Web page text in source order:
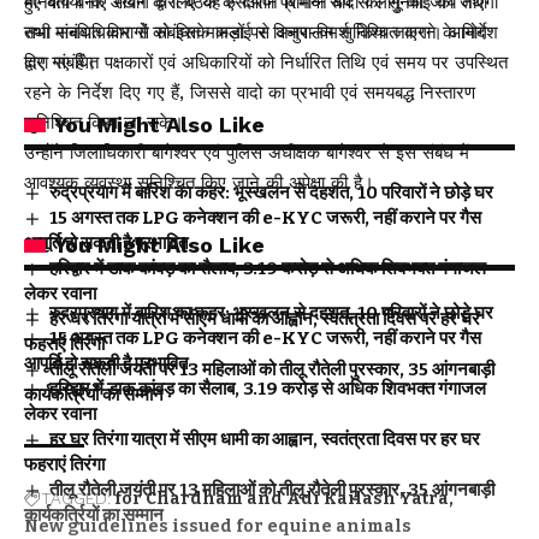
सभी संबंधित विभागों को इसके कड़ाई से अनुपालन सुनिश्चित करने के निर्देश
दिए गए हैं।
You Might Also Like
रुद्रप्रयाग में बारिश का कहर: भूस्खलन से दहशत, 10 परिवारों ने छोड़े घर
15 अगस्त तक LPG कनेक्शन की e-KYC जरूरी, नहीं कराने पर गैस
आपूर्ति हो सकती है प्रभावित
हरिद्वार में डाक कांवड़ का सैलाब, 3.19 करोड़ से अधिक शिवभक्त गंगाजल
लेकर रवाना
हर घर तिरंगा यात्रा में सीएम धामी का आह्वान, स्वतंत्रता दिवस पर हर घर
फहराएं तिरंगा
तीलू रौतेली जयंती पर 13 महिलाओं को तीलू रौतेली पुरस्कार, 35 आंगनबाड़ी
कार्यकर्त्रियों का सम्मान
TAGGED:for Chardham and Adi Kailash Yatra
New guidelines issued for equine animals
तथा मानवाधिकार से संबंधित मामलों पर विचार-विमर्श किया जाएगा। आयोग
द्वारा संबंधित पक्षकारों एवं अधिकारियों को निर्धारित तिथि एवं समय पर उपस्थित
रहने के निर्देश दिए गए हैं, जिससे वादो का प्रभावी एवं समयबद्ध निस्तारण
सुनिश्चित किया जा सके।
उन्होंने जिलाधिकारी बागेश्वर एवं पुलिस अधीक्षक बागेश्वर से इस संबंध में
आवश्यक व्यवस्था सुनिश्चित किए जाने की अपेक्षा की है।
You Might Also Like
रुद्रप्रयाग में बारिश का कहर: भूस्खलन से दहशत, 10 परिवारों ने छोड़े घर
15 अगस्त तक LPG कनेक्शन की e-KYC जरूरी, नहीं कराने पर गैस
आपूर्ति हो सकती है प्रभावित
हरिद्वार में डाक कांवड़ का सैलाब, 3.19 करोड़ से अधिक शिवभक्त गंगाजल
लेकर रवाना
हर घर तिरंगा यात्रा में सीएम धामी का आह्वान, स्वतंत्रता दिवस पर हर घर
फहराएं तिरंगा
तीलू रौतेली जयंती पर 13 महिलाओं को तीलू रौतेली पुरस्कार, 35 आंगनबाड़ी
कार्यकर्त्रियों का सम्मान